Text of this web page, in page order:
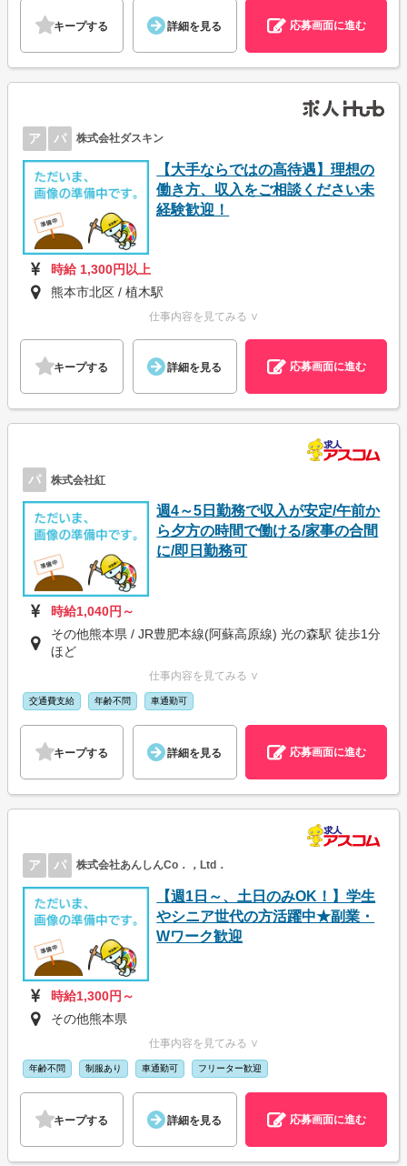
キープする 詳細を見る 応募画面に進む
ア パ 株式会社ダスキン
【大手ならではの高待遇】理想の
働き方、収入をご相談ください未
経験歓迎！
時給 1,300円以上
熊本市北区 / 植木駅
仕事内容を見てみる ∨
キープする 詳細を見る 応募画面に進む
パ 株式会社紅
週4～5日勤務で収入が安定/午前か
ら夕方の時間で働ける/家事の合間
に/即日勤務可
時給1,040円～
その他熊本県 / JR豊肥本線(阿蘇高原線) 光の森駅 徒歩1分
ほど
仕事内容を見てみる ∨
交通費支給 年齢不問 車通勤可
キープする 詳細を見る 応募画面に進む
ア パ 株式会社あんしんCo．，Ltd．
【週1日～、土日のみOK！】学生
やシニア世代の方活躍中★副業・
Wワーク歓迎
時給1,300円～
その他熊本県
仕事内容を見てみる ∨
年齢不問 制服あり 車通勤可 フリーター歓迎
キープする 詳細を見る 応募画面に進む